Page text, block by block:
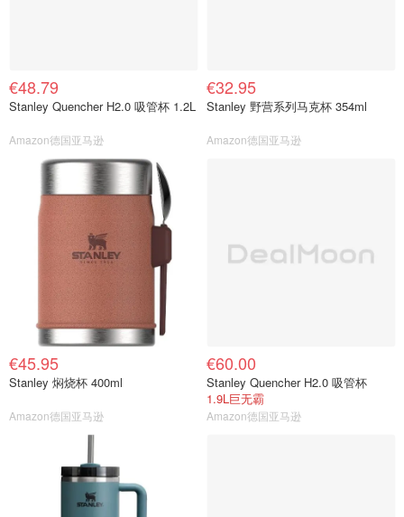
€48.79
Stanley Quencher H2.0 吸管杯 1.2L
Amazon德国亚马逊
€32.95
Stanley 野营系列马克杯 354ml
Amazon德国亚马逊
€45.95
Stanley 焖烧杯 400ml
Amazon德国亚马逊
€60.00
Stanley Quencher H2.0 吸管杯
1.9L巨无霸
Amazon德国亚马逊